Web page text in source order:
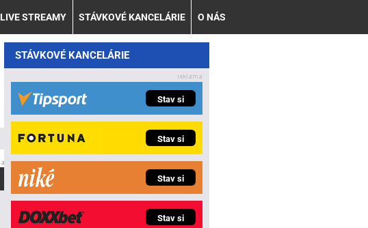
LIVE STREAMY STÁVKOVÉ KANCELÁRIE O NÁS
STÁVKOVÉ KANCELÁRIE
Stav si
Stav si
Stav si
Stav si